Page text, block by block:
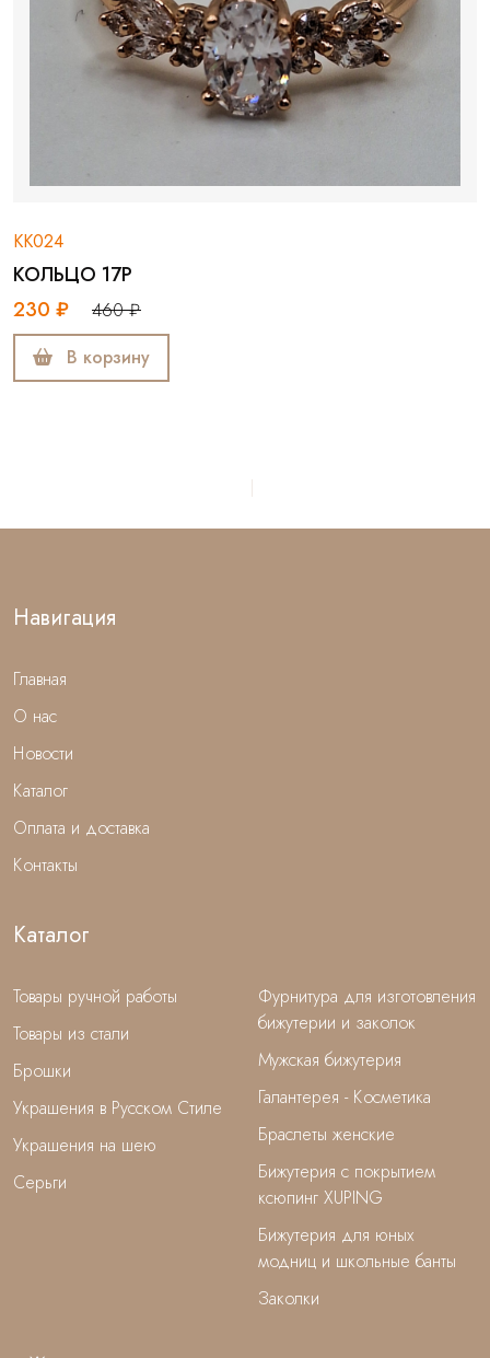
КК024
КОЛЬЦО 17Р
230 ₽
460 ₽
В корзину
Навигация
Главная
О нас
Новости
Каталог
Оплата и доставка
Контакты
Каталог
Товары ручной работы
Товары из стали
Брошки
Украшения в Русском Стиле
Украшения на шею
Серьги
Фурнитура для изготовления
бижутерии и заколок
Мужская бижутерия
Галантерея - Косметика
Браслеты женские
Бижутерия с покрытием
ксюпинг XUPING
Бижутерия для юных
модниц и школьные банты
Заколки